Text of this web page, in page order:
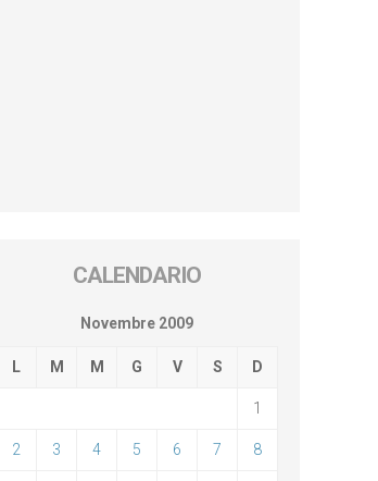
CALENDARIO
Novembre 2009
L M M G V S D
1
2 3 4 5 6 7 8